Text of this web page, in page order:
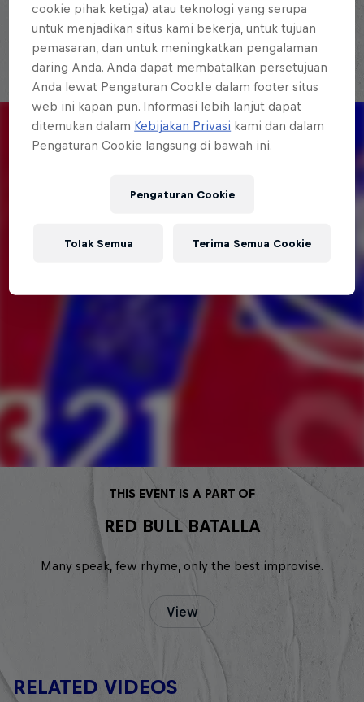
Explora la Galaxia de Red Bull Batalla
THIS EVENT IS A PART OF
RED BULL BATALLA
Many speak, few rhyme, only the best improvise.
View
RELATED VIDEOS
cookie pihak ketiga) atau teknologi yang serupa
untuk menjadikan situs kami bekerja, untuk tujuan
pemasaran, dan untuk meningkatkan pengalaman
daring Anda. Anda dapat membatalkan persetujuan
Anda lewat Pengaturan CookIe dalam footer situs
web ini kapan pun. Informasi lebih lanjut dapat
ditemukan dalam Kebijakan Privasi kami dan dalam
Pengaturan Cookie langsung di bawah ini.
Pengaturan Cookie
Tolak Semua Terima Semua Cookie